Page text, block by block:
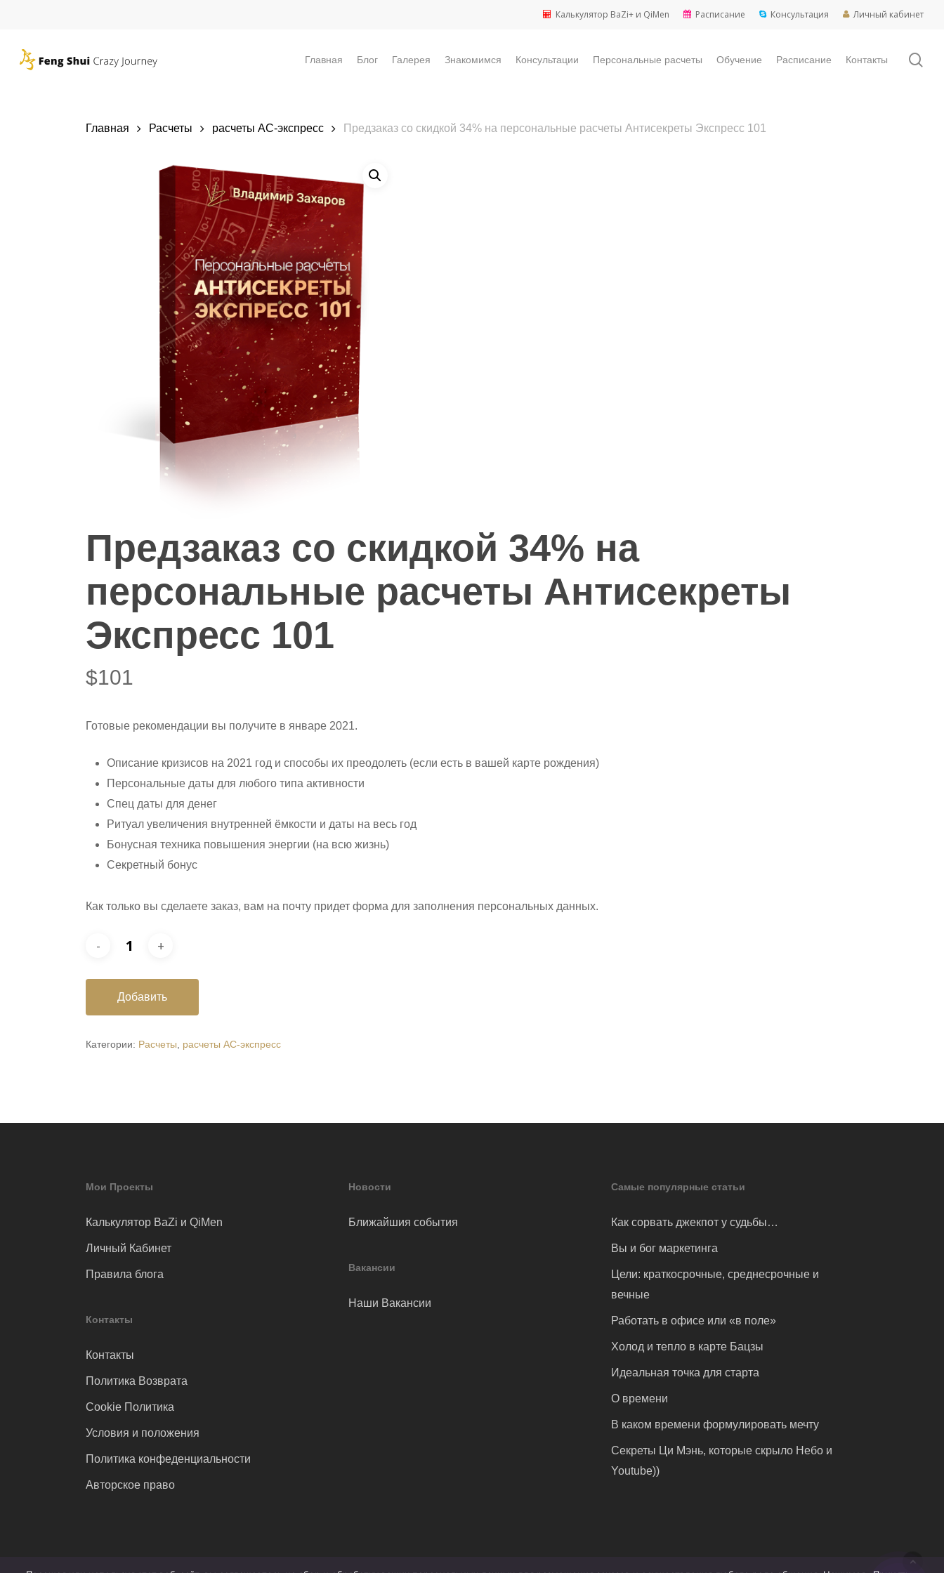
main
content
Калькулятор BaZi+ и QiMen Расписание Консультация Личный кабинет
Hit enter to search or ESC to close
Главная Блог Галерея Знакомимся Консультации Персональные расчеты Обучение Расписание Контакты
Главная Расчеты расчеты АС-экспресс Предзаказ со скидкой 34% на персональные расчеты Антисекреты Экспресс 101
Предзаказ со скидкой 34% на
персональные расчеты Антисекреты
Экспресс 101
$101
Готовые рекомендации вы получите в январе 2021.
Описание кризисов на 2021 год и способы их преодолеть (если есть в вашей карте рождения)
Персональные даты для любого типа активности
Спец даты для денег
Ритуал увеличения внутренней ёмкости и даты на весь год
Бонусная техника повышения энергии (на всю жизнь)
Секретный бонус
Как только вы сделаете заказ, вам на почту придет форма для заполнения персональных данных.
Добавить
Категории: Расчеты расчеты АС-экспресс
Мои Проекты
Калькулятор BaZi и QiMen
Личный Кабинет
Правила блога
Контакты
Контакты
Политика Возврата
Cookie Политика
Условия и положения
Политика конфеденциальности
Авторское право
Новости
Ближайшия события
Вакансии
Наши Вакансии
Самые популярные статьи
Как сорвать джекпот у судьбы…
Вы и бог маркетинга
Цели: краткосрочные, среднесрочные и
вечные
Работать в офисе или «в поле»
Холод и тепло в карте Бацзы
Идеальная точка для старта
О времени
В каком времени формулировать мечту
Секреты Ци Мэнь, которые скрыло Небо и
Youtube))